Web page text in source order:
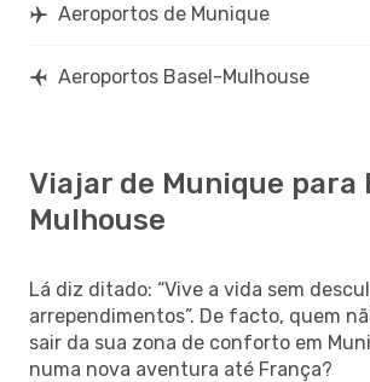
Aeroportos de Munique
Aeroportos Basel-Mulhouse
Viajar de Munique para
Mulhouse
Lá diz ditado: “Vive a vida sem
arrependimentos”. De facto, quem
sair da sua zona de conforto em
numa nova aventura até França?